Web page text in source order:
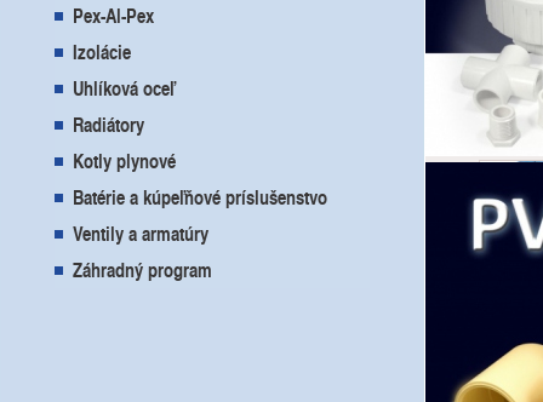
Pex-Al-Pex
Izolácie
Uhlíková oceľ
Radiátory
Kotly plynové
Batérie a kúpeľňové príslušenstvo
Ventily a armatúry
Záhradný program